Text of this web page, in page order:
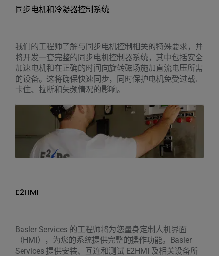
同步电机和冷凝器控制系统
我们的工程师了解与同步电机控制相关的特殊要求，并
将开发一套完整的同步电机控制器系统，其中包括安全
加速电机和在正确的时间向旋转磁场施加直流电压所需
的设备。这将确保快速同步，同时保护电机免受过载、
卡住、拉断和失频情况的影响。
E2HMI
Basler Services 的工程师将为您量身定制人机界面
（HMI），为您的系统提供完整的操作功能。Basler
Services 提供安装、互连和测试 E2HMI 及相关设备所